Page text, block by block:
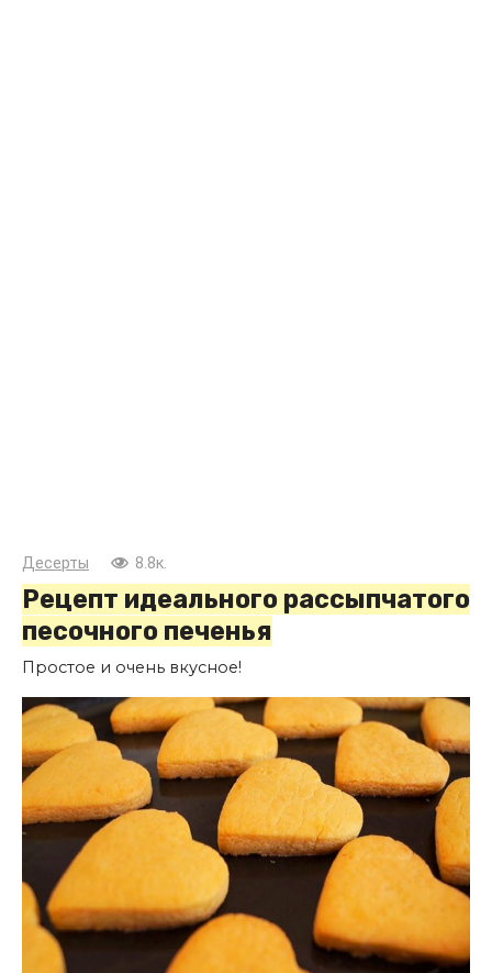
Десерты 8.8к.
Рецепт идеального рассыпчатого
песочного печенья
Простое и очень вкусное!